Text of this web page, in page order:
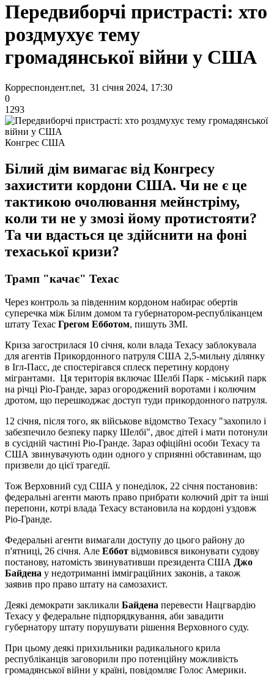
Передвиборчі пристрасті: хто
роздмухує тему
громадянської війни у США
Корреспондент.net, 31 січня 2024, 17:30
0
1293
Конгрес США
Білий дім вимагає від Конгресу
захистити кордони США. Чи не є це
тактикою очолювання мейнстріму,
коли ти не у змозі йому протистояти?
Та чи вдасться це здійснити на фоні
техаської кризи?
Трамп "качає" Техас
Через контроль за південним кордоном набирає обертів
суперечка між Білим домом та губернатором-республіканцем
штату Техас Грегом Ебботом, пишуть ЗМІ.
Криза загострилася 10 січня, коли влада Техасу заблокувала
для агентів Прикордонного патруля США 2,5-мильну ділянку
в Ігл-Пасс, де спостерігався сплеск перетину кордону
мігрантами. Ця територія включає Шелбі Парк - міський парк
на річці Ріо-Гранде, зараз огороджений воротами і колючим
дротом, що перешкоджає доступ туди прикордонного патруля.
12 січня, після того, як військове відомство Техасу "захопило і
забезпечило безпеку парку Шелбі", двоє дітей і мати потонули
в сусідній частині Ріо-Гранде. Зараз офіційні особи Техасу та
США звинувачують один одного у сприянні обставинам, що
призвели до цієї трагедії.
Тож Верховний суд США у понеділок, 22 січня постановив:
федеральні агенти мають право прибрати колючий дріт та інші
перепони, котрі влада Техасу встановила на кордоні уздовж
Ріо-Гранде.
Федеральні агенти вимагали доступу до цього району до
п'ятниці, 26 січня. Але Еббот відмовився виконувати судову
постанову, натомість звинувативши президента США Джо
Байдена у недотриманні імміграційних законів, а також
заявив про право штату на самозахист.
Деякі демократи закликали Байдена перевести Нацгвардію
Техасу у федеральне підпорядкування, аби завадити
губернатору штату порушувати рішення Верховного суду.
При цьому деякі прихильники радикального крила
республіканців заговорили про потенційну можливість
громадянської війни у країні, повідомляє Голос Америки.